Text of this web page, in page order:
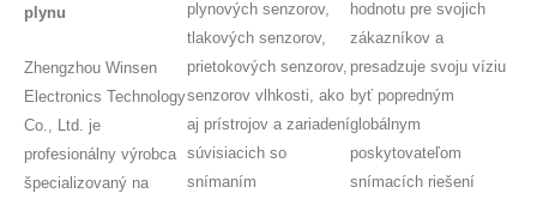
plynu
Zhengzhou Winsen
Electronics Technology
Co., Ltd. je
profesionálny výrobca
špecializovaný na
plynových senzorov,
tlakových senzorov,
prietokových senzorov,
senzorov vlhkosti, ako
aj prístrojov a zariadení
súvisiacich so
snímaním
hodnotu pre svojich
zákazníkov a
presadzuje svoju víziu
byť popredným
globálnym
poskytovateľom
snímacích riešení